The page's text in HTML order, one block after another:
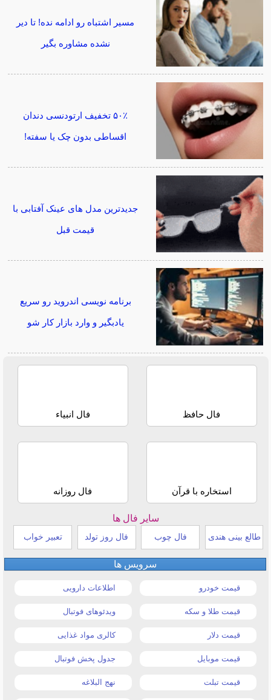
مسیر اشتباه رو ادامه نده! تا دیر
نشده مشاوره بگیر
۵۰٪ تخفیف ارتودنسی دندان
اقساطی بدون چک یا سفته!
جدیدترین مدل های عینک آفتابی با
قیمت قبل
برنامه نویسی اندروید رو سریع
یادبگیر و وارد بازار کار شو
فال حافظ فال انبیاء
استخاره با قرآن فال روزانه
سایر فال ها
طالع بینی هندی فال چوب فال روز تولد تعبیر خواب
سرویس ها
قیمت خودرو اطلاعات دارویی
قیمت طلا و سکه ویدئوهای فوتبال
قیمت دلار کالری مواد غذایی
قیمت موبایل جدول پخش فوتبال
قیمت تبلت نهج البلاغه